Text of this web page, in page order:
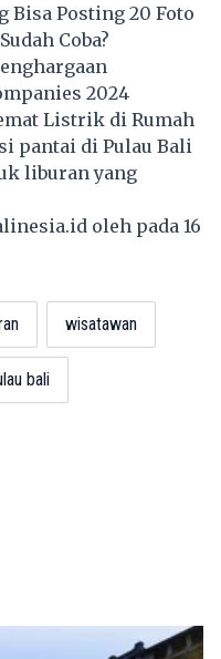
Bisa Posting 20 Foto
Coba?
2024
Listrik di Rumah
pantai di Pulau Bali
liburan yang
oleh pada 16
wisatawan
bali